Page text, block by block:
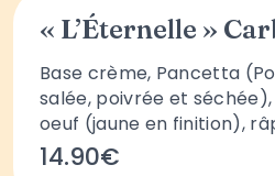
« L’Éternelle »
Base crème, Pancetta
salée, poivrée et séchée),
oeuf (jaune en finition),
14.90€